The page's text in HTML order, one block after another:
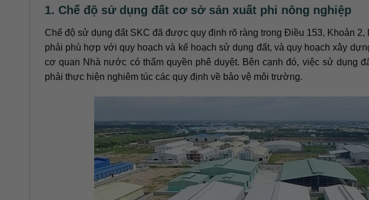
1. Chế độ sử dụng đất cơ sở sản xuất phi nông nghiệp
Chế độ sử dụng đất SKC đã được quy định rõ ràng trong Điều 153, Khoản
phải phù hợp với quy hoạch và kế hoạch sử dụng đất, và quy hoạch xây
cơ quan Nhà nước có thẩm quyền phê duyệt. Bên cạnh đó, việc sử dụng
phải thực hiện nghiêm túc các quy định về bảo vệ môi trường.